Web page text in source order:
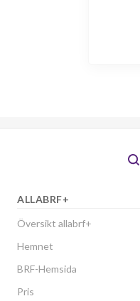
ALLABRF+
Översikt allabrf+
Hemnet
BRF-Hemsida
Pris